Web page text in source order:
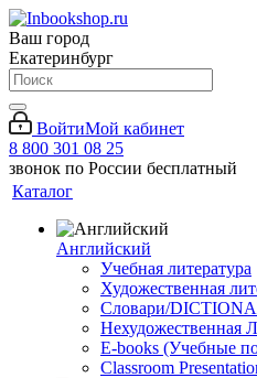
Ваш город
Екатеринбург
ВойтиМой кабинет
8 800 301 08 25
звонок по России бесплатный
Каталог
Английский
Учебная литература
Художественная
Словари/
Нехудожественная
E-books (Учебные
Classroom